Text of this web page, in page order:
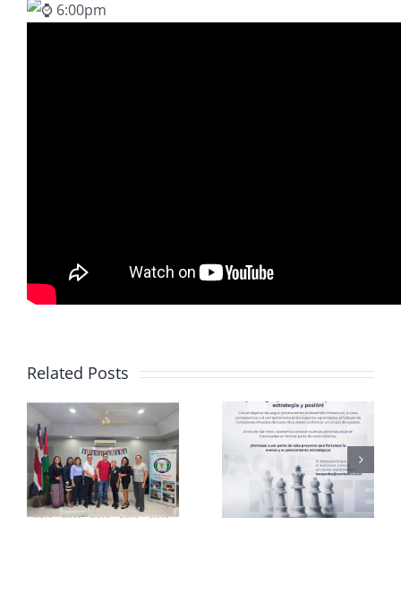
6:00pm
Related Posts
Club de
Ajedrez
CCPCR
Informa